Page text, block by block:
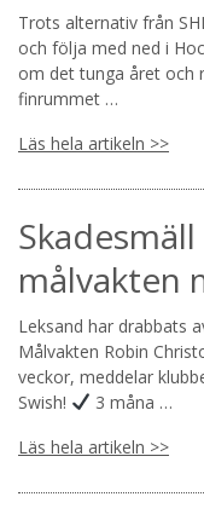
Trots alternativ från
och följa med ned i
om det tunga året och
finrummet …
Läs hela artikeln >>
målvakten
Leksand har drabbats
Målvakten Robin
veckor, meddelar
Swish!
3 måna …
Läs hela artikeln >>